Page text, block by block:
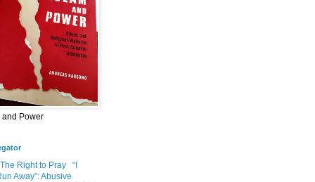
and Power
Right to Pray
“I
Away”: Abusive